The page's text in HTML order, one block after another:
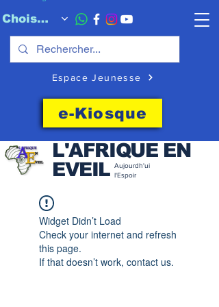
Choisissez quand l'envoyer
Espace Jeunesse
e-Kiosque
L'AFRIQUE EN
EVEIL Aujourdh'ui
l'Espoir
Widget Didn’t Load
Check your internet and refresh
this page.
If that doesn’t work, contact us.